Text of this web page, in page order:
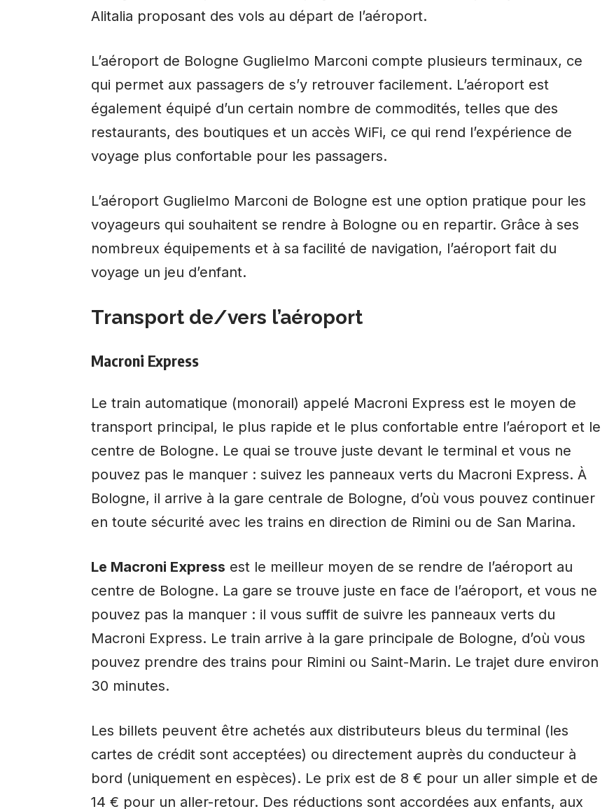
Alitalia proposant des vols au départ de l’aéroport.
L’aéroport de Bologne Guglielmo Marconi compte plusieurs terminaux, ce
qui permet aux passagers de s’y retrouver facilement. L’aéroport est
également équipé d’un certain nombre de commodités, telles que des
restaurants, des boutiques et un accès WiFi, ce qui rend l’expérience de
voyage plus confortable pour les passagers.
L’aéroport Guglielmo Marconi de Bologne est une option pratique pour les
voyageurs qui souhaitent se rendre à Bologne ou en repartir. Grâce à ses
nombreux équipements et à sa facilité de navigation, l’aéroport fait du
voyage un jeu d’enfant.
Transport de/vers l’aéroport
Macroni Express
Le train automatique (monorail) appelé Macroni Express est le moyen de
transport principal, le plus rapide et le plus confortable entre l’aéroport et le
centre de Bologne. Le quai se trouve juste devant le terminal et vous ne
pouvez pas le manquer : suivez les panneaux verts du Macroni Express. À
Bologne, il arrive à la gare centrale de Bologne, d’où vous pouvez continuer
en toute sécurité avec les trains en direction de Rimini ou de San Marina.
Le Macroni Express est le meilleur moyen de se rendre de l’aéroport au
centre de Bologne. La gare se trouve juste en face de l’aéroport, et vous ne
pouvez pas la manquer : il vous suffit de suivre les panneaux verts du
Macroni Express. Le train arrive à la gare principale de Bologne, d’où vous
pouvez prendre des trains pour Rimini ou Saint-Marin. Le trajet dure environ
30 minutes.
Les billets peuvent être achetés aux distributeurs bleus du terminal (les
cartes de crédit sont acceptées) ou directement auprès du conducteur à
bord (uniquement en espèces). Le prix est de 8 € pour un aller simple et de
14 € pour un aller-retour. Des réductions sont accordées aux enfants, aux